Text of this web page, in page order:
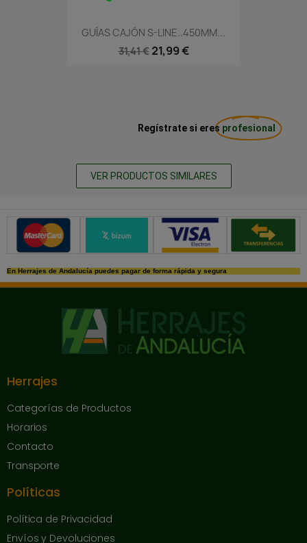
GUÍAS CAJÓN S-LINE..450MM...
31,41 € 21,99 €
Regístrate si eres profesional
VER PRODUCTOS SIMILARES
Métodos de pago seguros
En Herrajes de Andalucía puedes pagar de forma rápida y segura
Herrajes
Categorías de Productos
Horarios
Contacto
Transporte
Políticas
Política de Privacidad
Envíos y Devoluciones